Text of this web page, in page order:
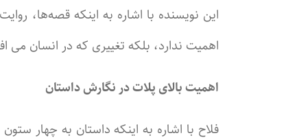
این نویسنده با اشاره به اینکه قصه‌ها،
اهمیت ندارد، بلکه تغییری که در انسان می
اهمیت بالای پلات در نگارش داستان
فلاح با اشاره به اینکه داستان به چهار